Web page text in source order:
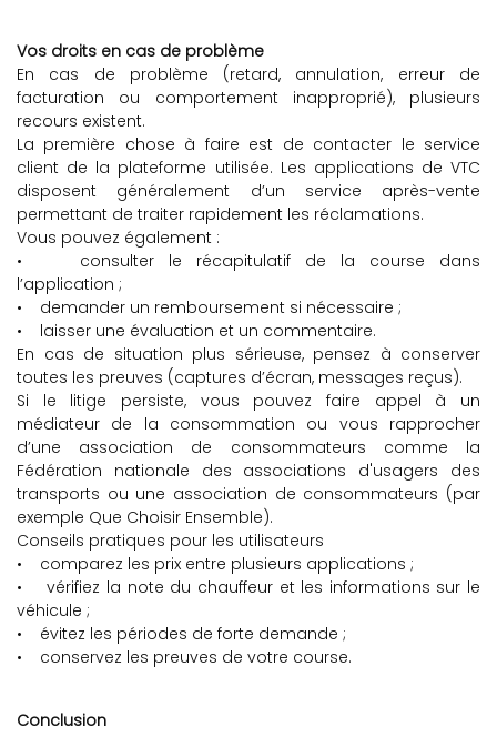
Vos droits en cas de problème
En cas de problème (retard, annulation, erreur de
facturation ou comportement inapproprié), plusieurs
recours existent.
La première chose à faire est de contacter le service
client de la plateforme utilisée. Les applications de VTC
disposent généralement d’un service après-vente
permettant de traiter rapidement les réclamations.
Vous pouvez également :
• consulter le récapitulatif de la course dans
l’application ;
• demander un remboursement si nécessaire ;
• laisser une évaluation et un commentaire.
En cas de situation plus sérieuse, pensez à conserver
toutes les preuves (captures d’écran, messages reçus).
Si le litige persiste, vous pouvez faire appel à un
médiateur de la consommation ou vous rapprocher
d’une association de consommateurs comme la
Fédération nationale des associations d'usagers des
transports ou une association de consommateurs (par
exemple Que Choisir Ensemble).
Conseils pratiques pour les utilisateurs
• comparez les prix entre plusieurs applications ;
• vérifiez la note du chauffeur et les informations sur le
véhicule ;
• évitez les périodes de forte demande ;
• conservez les preuves de votre course.
Conclusion